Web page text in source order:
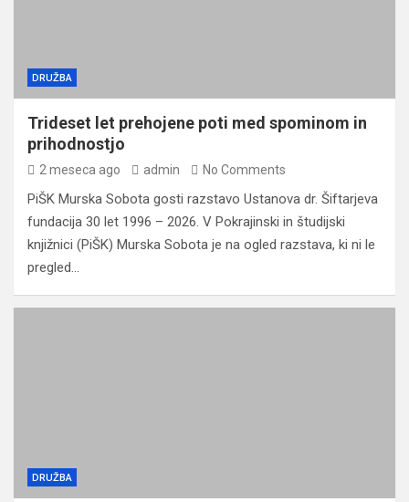
DRUŽBA
Trideset let prehojene poti med spominom in
prihodnostjo
2 meseca ago admin No Comments
PiŠK Murska Sobota gosti razstavo Ustanova dr. Šiftarjeva
fundacija 30 let 1996 – 2026. V Pokrajinski in študijski
knjižnici (PiŠK) Murska Sobota je na ogled razstava, ki ni le
pregled…
DRUŽBA